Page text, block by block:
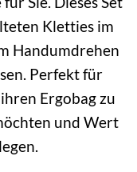
Kletties im
Handumdrehen
Perfekt für
Ergobag zu
und Wert